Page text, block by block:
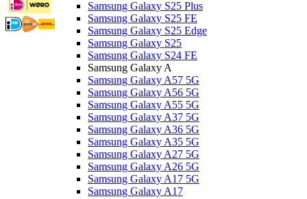
Samsung Galaxy S25 Plus
Samsung Galaxy S25 FE
Samsung Galaxy S25 Edge
Samsung Galaxy S25
Samsung Galaxy S24 FE
Samsung Galaxy A
Samsung Galaxy A57 5G
Samsung Galaxy A56 5G
Samsung Galaxy A55 5G
Samsung Galaxy A37 5G
Samsung Galaxy A36 5G
Samsung Galaxy A35 5G
Samsung Galaxy A27 5G
Samsung Galaxy A26 5G
Samsung Galaxy A17 5G
Samsung Galaxy A17